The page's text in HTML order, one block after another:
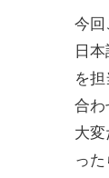
今回
日
を
合わ
大
っ